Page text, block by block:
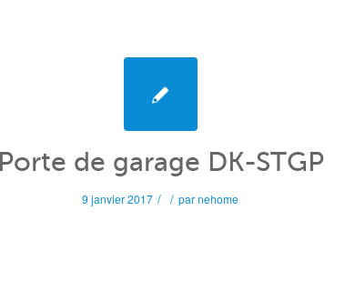
Porte de garage DK-STGP
9 janvier 2017 / / parnehome